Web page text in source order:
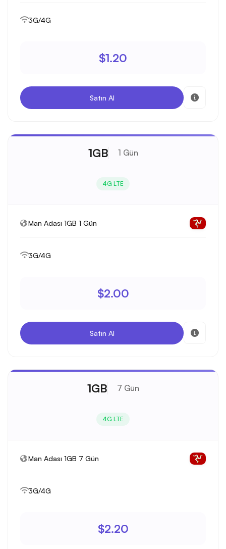
3G/4G
$1.20
Satın Al
1GB 1 Gün
4G LTE
Man Adası 1GB 1 Gün
3G/4G
$2.00
Satın Al
1GB 7 Gün
4G LTE
Man Adası 1GB 7 Gün
3G/4G
$2.20